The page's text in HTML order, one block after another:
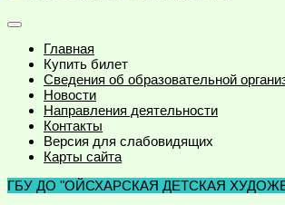
Главная
Купить билет
Сведения об образовательной
Новости
Направления деятельности
Контакты
Версия для слабовидящих
Карты сайта
ГБУ ДО "ОЙСХАРСКАЯ ДЕТСКАЯ